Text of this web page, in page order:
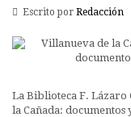
Escrito por Redacción
La Biblioteca F. Lázaro
la Cañada: